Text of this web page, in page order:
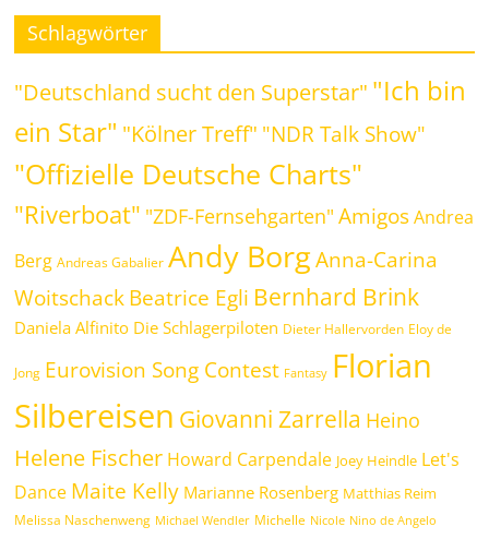
Schlagwörter
"Deutschland sucht den Superstar" "Ich bin
ein Star" "Kölner Treff" "NDR Talk Show"
"Offizielle Deutsche Charts"
"Riverboat" "ZDF-Fernsehgarten" Amigos Andrea
Berg Andreas Gabalier Andy Borg Anna-Carina
WoitschackBeatrice Egli Bernhard Brink
Daniela Alfinito Die Schlagerpiloten Dieter Hallervorden Eloy de
Jong Eurovision Song Contest Fantasy Florian
Silbereisen Giovanni Zarrella Heino
Helene Fischer Howard Carpendale Joey Heindle Let's
Dance Maite Kelly Marianne Rosenberg Matthias Reim
Melissa Naschenweng Michael Wendler Michelle Nicole Nino de Angelo